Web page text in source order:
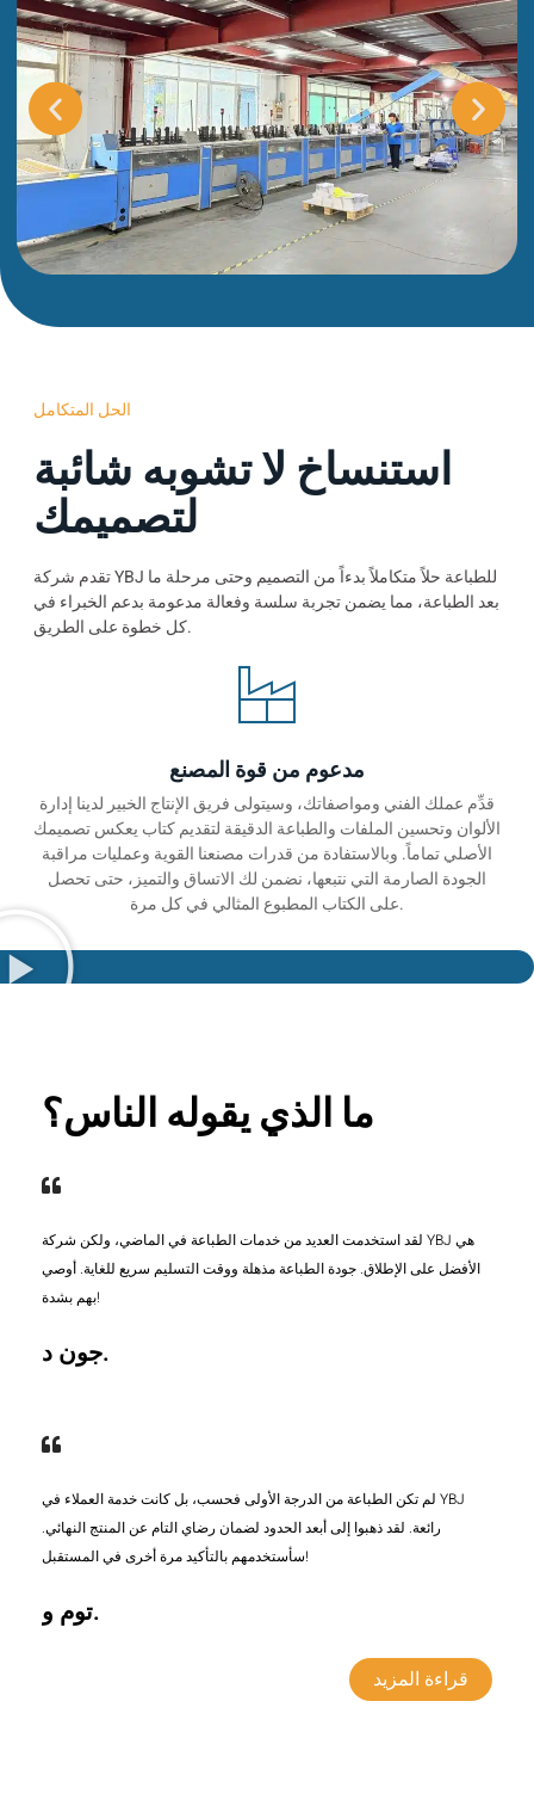
الحل المتكامل
استنساخ لا تشوبه شائبة
لتصميمك
تقدم شركة YBJ للطباعة حلاً متكاملاً بدءاً من التصميم وحتى مرحلة ما
بعد الطباعة، مما يضمن تجربة سلسة وفعالة مدعومة بدعم الخبراء في
كل خطوة على الطريق.
مدعوم من قوة المصنع
قدِّم عملك الفني ومواصفاتك، وسيتولى فريق الإنتاج الخبير لدينا إدارة
الألوان وتحسين الملفات والطباعة الدقيقة لتقديم كتاب يعكس تصميمك
الأصلي تماماً. وبالاستفادة من قدرات مصنعنا القوية وعمليات مراقبة
الجودة الصارمة التي نتبعها، نضمن لك الاتساق والتميز، حتى تحصل
على الكتاب المطبوع المثالي في كل مرة.
ما الذي يقوله الناس؟
لقد استخدمت العديد من خدمات الطباعة في الماضي، ولكن شركة YBJ هي
الأفضل على الإطلاق. جودة الطباعة مذهلة ووقت التسليم سريع للغاية. أوصي
بهم بشدة!
جون د.
لم تكن الطباعة من الدرجة الأولى فحسب، بل كانت خدمة العملاء في YBJ
رائعة. لقد ذهبوا إلى أبعد الحدود لضمان رضاي التام عن المنتج النهائي.
سأستخدمهم بالتأكيد مرة أخرى في المستقبل!
توم و.
قراءة المزيد